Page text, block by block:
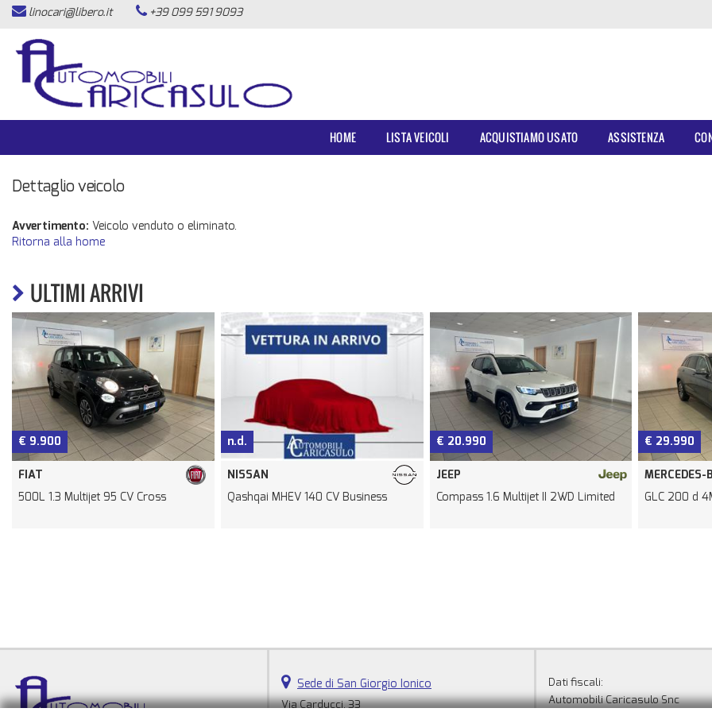
HOME
LISTA VEICOLI
AREA COMMERCIANTI
linocari@libero.it +39 099 591 9093
HOME LISTA VEICOLI ACQUISTIAMO USATO ASSISTENZA
Dettaglio veicolo
Avvertimento: Veicolo venduto o eliminato.
Ritorna alla home
ULTIMI ARRIVI
n.d.
NISSAN
Qashqai MHEV 140 CV Business
€ 20.990
JEEP
Compass 1.6 Multijet II 2WD Limited
€ 29.990
MERCEDES-BENZ
GLC 200 d 4Matic Executive
€ 37.990
BMW
X4
Sede di San Giorgio Ionico
Via Carducci, 33
Dati fiscali:
Automobili Caricasulo Snc